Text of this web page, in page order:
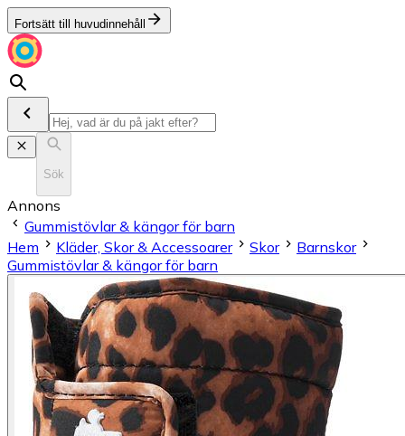
Fortsätt till huvudinnehåll
Sök
Annons
Gummistövlar & kängor för barn
Hem
Kläder, Skor & Accessoarer Skor
Barnskor
Gummistövlar & kängor för barn